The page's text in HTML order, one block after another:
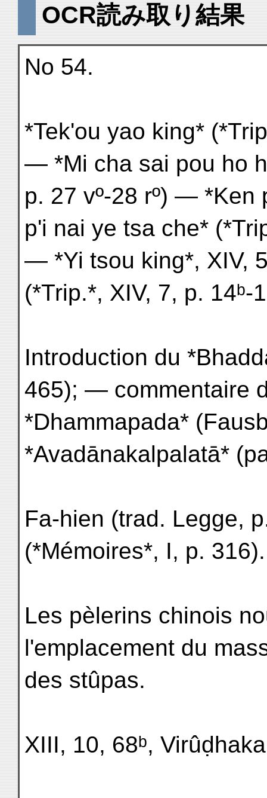
OCR読み取り結果
No 54.
*Tek'ou yao king*
— *Mi cha sai pou ho
p. 27 vº-28 rº) — *Ken
p'i nai ye tsa che*
— *Yi tsou king*, XIV,
(*Trip.*, XIV, 7, p. 14ᵇ-
Introduction du
465); — commentaire
*Dhammapada*
*Avadānakalpalatā*
Fa-hien (trad. Legge,
(*Mémoires*, I, p. 316).
Les pèlerins chinois
l'emplacement du
des stûpas.
XIII, 10, 68ᵇ,